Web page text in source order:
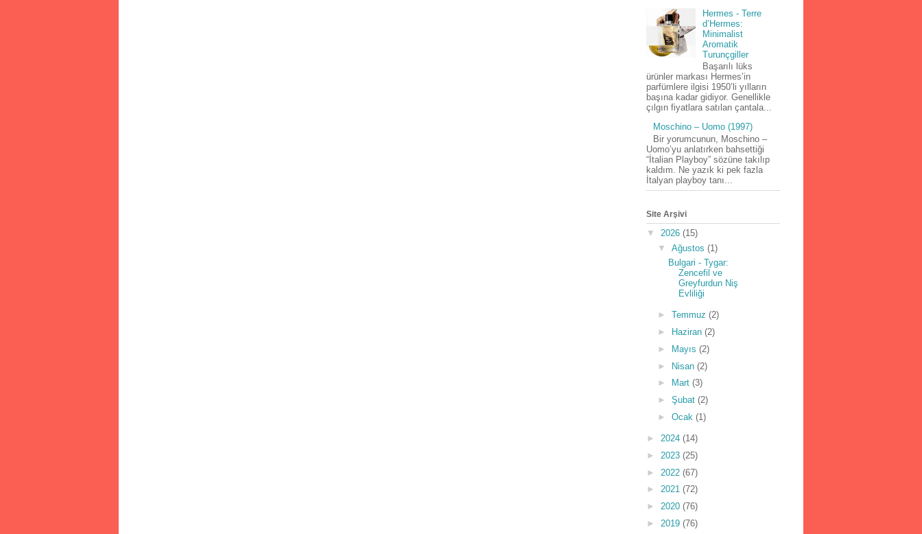
Hermes - Terre
d’Hermes:
Minimalist
Aromatik
Turunçgiller
Başarılı lüks
ürünler markası Hermes’in
parfümlere ilgisi 1950’li yılların
başına kadar gidiyor. Genellikle
çılgın fiyatlara satılan çantala...
Moschino – Uomo (1997)
Bir yorumcunun, Moschino –
Uomo’yu anlatırken bahsettiği
“İtalian Playboy” sözüne takılıp
kaldım. Ne yazık ki pek fazla
İtalyan playboy tanı...
Site Arşivi
▼ 2026 (15)
▼ Ağustos (1)
Bulgari - Tygar:
Zencefil ve
Greyfurdun Niş
Evliliği
► Temmuz (2)
►
Haziran (2)
►
Mayıs (2)
► Nisan (2)
►
Mart (3)
► Şubat (2)
► Ocak (1)
► 2024 (14)
► 2023 (25)
► 2022 (67)
► 2021 (72)
► 2020 (76)
► 2019 (76)